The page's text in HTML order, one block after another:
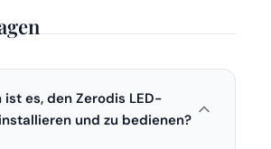
es, den Zerodis LED-
und zu bedienen?